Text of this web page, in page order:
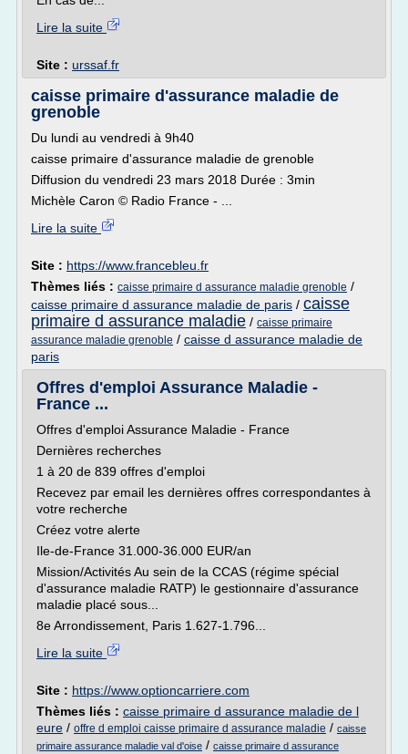
Lire la suite
Site : urssaf.fr
caisse primaire d'assurance maladie de
grenoble
Du lundi au vendredi à 9h40
caisse primaire d'assurance maladie de grenoble
Diffusion du vendredi 23 mars 2018 Durée : 3min
Michèle Caron © Radio France - ...
Lire la suite
Site : https://www.francebleu.fr
Thèmes liés : caisse primaire d assurance maladie grenoble /
caisse primaire d assurance maladie de paris / caisse
primaire d assurance maladie / caisse primaire
assurance maladie grenoble / caisse d assurance maladie de
paris
Offres d'emploi Assurance Maladie -
France ...
Offres d'emploi Assurance Maladie - France
Dernières recherches
1 à 20 de 839 offres d'emploi
Recevez par email les dernières offres correspondantes à
votre recherche
Créez votre alerte
Ile-de-France 31.000-36.000 EUR/an
Mission/Activités Au sein de la CCAS (régime spécial
d'assurance maladie RATP) le gestionnaire d'assurance
maladie placé sous...
8e Arrondissement, Paris 1.627-1.796...
Lire la suite
Site : https://www.optioncarriere.com
Thèmes liés : caisse primaire d assurance maladie de l
eure / offre d emploi caisse primaire d assurance maladie / caisse
primaire assurance maladie val d'oise / caisse primaire d assurance